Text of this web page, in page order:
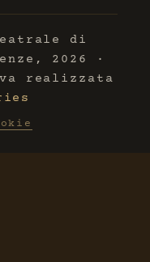
di
2026 ·
realizzata